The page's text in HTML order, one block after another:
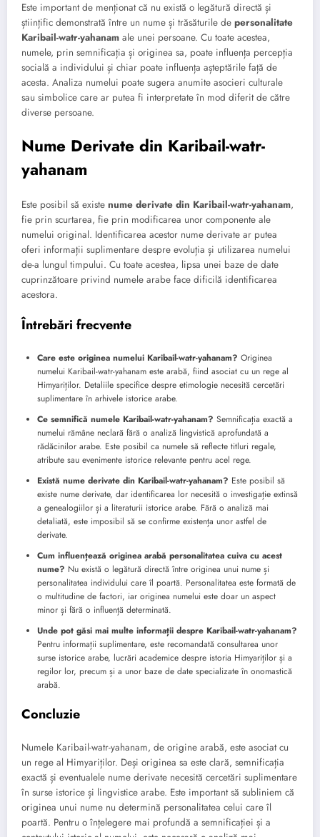
Este important de menționat că nu există o legătură directă și
științific demonstrată între un nume și trăsăturile de personalitate
Karibail-watr-yahanam ale unei persoane. Cu toate acestea,
numele, prin semnificația și originea sa, poate influența percepția
socială a individului și chiar poate influența așteptările față de
acesta. Analiza numelui poate sugera anumite asocieri culturale
sau simbolice care ar putea fi interpretate în mod diferit de către
diverse persoane.
Nume Derivate din Karibail-watr-
yahanam
Este posibil să existe nume derivate din Karibail-watr-yahanam,
fie prin scurtarea, fie prin modificarea unor componente ale
numelui original. Identificarea acestor nume derivate ar putea
oferi informații suplimentare despre evoluția și utilizarea numelui
de-a lungul timpului. Cu toate acestea, lipsa unei baze de date
cuprinzătoare privind numele arabe face dificilă identificarea
acestora.
Întrebări frecvente
Care este originea numelui Karibail-watr-yahanam? Originea
numelui Karibail-watr-yahanam este arabă, fiind asociat cu un rege al
Himyariților. Detaliile specifice despre etimologie necesită cercetări
suplimentare în arhivele istorice arabe.
Ce semnifică numele Karibail-watr-yahanam? Semnificația exactă a
numelui rămâne neclară fără o analiză lingvistică aprofundată a
rădăcinilor arabe. Este posibil ca numele să reflecte titluri regale,
atribute sau evenimente istorice relevante pentru acel rege.
Există nume derivate din Karibail-watr-yahanam? Este posibil să
existe nume derivate, dar identificarea lor necesită o investigație extinsă
a genealogiilor și a literaturii istorice arabe. Fără o analiză mai
detaliată, este imposibil să se confirme existența unor astfel de
derivate.
Cum influențează originea arabă personalitatea cuiva cu acest
nume? Nu există o legătură directă între originea unui nume și
personalitatea individului care îl poartă. Personalitatea este formată de
o multitudine de factori, iar originea numelui este doar un aspect
minor și fără o influență determinată.
Unde pot găsi mai multe informații despre Karibail-watr-yahanam?
Pentru informații suplimentare, este recomandată consultarea unor
surse istorice arabe, lucrări academice despre istoria Himyariților și a
regilor lor, precum și a unor baze de date specializate în onomastică
arabă.
Concluzie
Numele Karibail-watr-yahanam, de origine arabă, este asociat cu
un rege al Himyariților. Deși originea sa este clară, semnificația
exactă și eventualele nume derivate necesită cercetări suplimentare
în surse istorice și lingvistice arabe. Este important să subliniem că
originea unui nume nu determină personalitatea celui care îl
poartă. Pentru o înțelegere mai profundă a semnificației și a